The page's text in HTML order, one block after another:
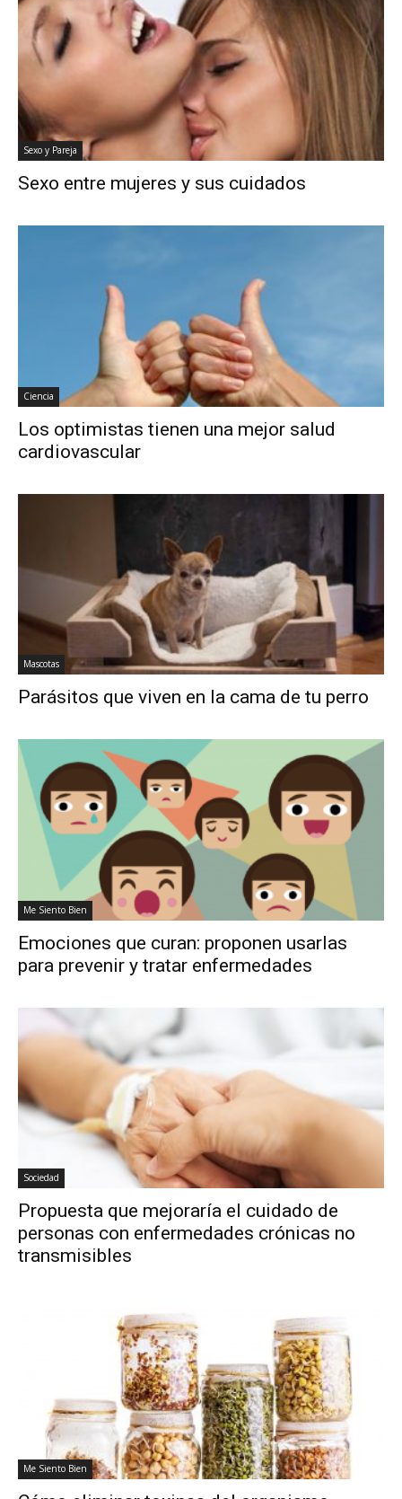
Sexo y Pareja
Sexo entre mujeres y sus cuidados
Ciencia
Los optimistas tienen una mejor salud
cardiovascular
Mascotas
Parásitos que viven en la cama de tu perro
Me Siento Bien
Emociones que curan: proponen usarlas
para prevenir y tratar enfermedades
Sociedad
Propuesta que mejoraría el cuidado de
personas con enfermedades crónicas no
transmisibles
Me Siento Bien